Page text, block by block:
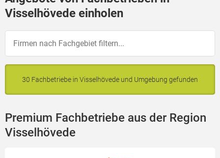
Visselhövede einholen
30 Fachbetriebe in Visselhövede und Umgebung gefunden
Premium Fachbetriebe aus der Region
Visselhövede